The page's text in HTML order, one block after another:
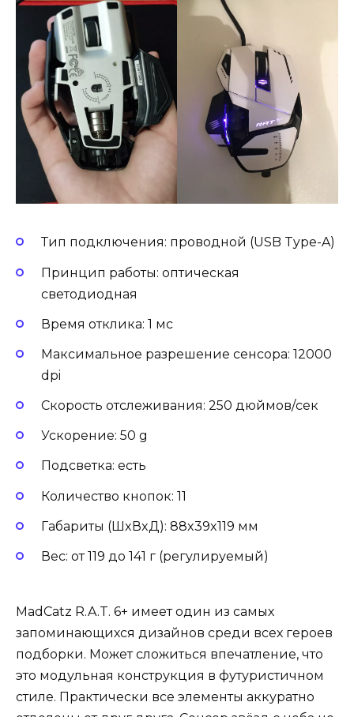
Тип подключения: проводной (USB Type-A)
Принцип работы: оптическая
светодиодная
Время отклика: 1 мс
Максимальное разрешение сенсора: 12000
dpi
Скорость отслеживания: 250 дюймов/сек
Ускорение: 50 g
Подсветка: есть
Количество кнопок: 11
Габариты (ШxВxД): 88x39x119 мм
Вес: от 119 до 141 г (регулируемый)
MadCatz R.A.T. 6+ имеет один из самых
запоминающихся дизайнов среди всех героев
подборки. Может сложиться впечатление, что
это модульная конструкция в футуристичном
стиле. Практически все элементы аккуратно